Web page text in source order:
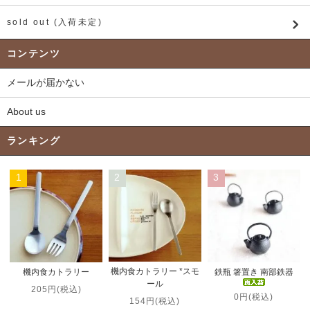
sold out (入荷未定)
コンテンツ
メールが届かない
About us
ランキング
1
機内食カトラリー
205円(税込)
2
機内食カトラリー *スモ
ール
154円(税込)
3
鉄瓶 箸置き 南部鉄器
0円(税込)